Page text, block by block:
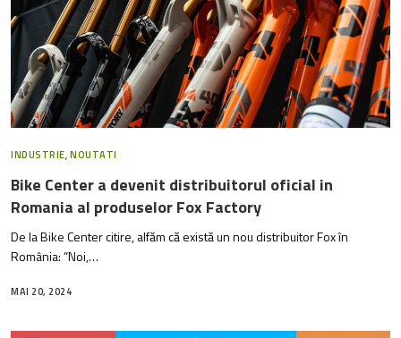
INDUSTRIE,NOUTATI
Bike Center a devenit distribuitorul oficial in
Romania al produselor Fox Factory
De la Bike Center citire, alfăm că există un nou distribuitor Fox în
România: ”Noi,…
MAI 20, 2024